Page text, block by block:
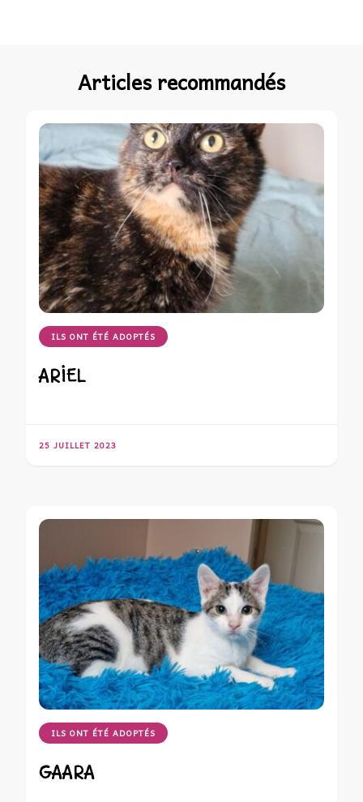
Articles recommandés
ILS ONT ÉTÉ ADOPTÉS
ARIEL
25 JUILLET 2023
ILS ONT ÉTÉ ADOPTÉS
GAARA